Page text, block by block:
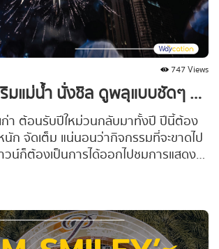
747 Views
5 ร้านอาหารริมแม่น้ำ นั่งชิล ดูพลุแบบชัดๆ ต้อนรับปีใหม่ 2566
ก่า ต้อนรับปีใหม่วนกลับมาทั้งปี ปีนี้ต้อง
ก จัดเต็ม แน่นอนว่ากิจกรรมที่จะขาดไป
วน์ก็ต้องเป็นการได้ออกไปชมการแสดง
สุดชิล วิวสวย ชมพลุและดอกไม้ไฟสุด
ต็มช่วงเวลาอันแสนพิเศษ ร้านไหนดี ร้าน
ปส่องพร้อมกันเลยยย